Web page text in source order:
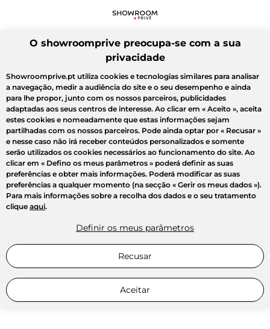
O showroomprive preocupa-se com a sua
privacidade
Showroomprive.pt utiliza cookies e tecnologias similares para analisar
a navegação, medir a audiência do site e o seu desempenho e ainda
para lhe propor, junto com os nossos parceiros, publicidades
adaptadas aos seus centros de interesse. Ao clicar em « Aceito », aceita
estes cookies e nomeadamente que estas informações sejam
partilhadas com os nossos parceiros. Pode ainda optar por « Recusar »
e nesse caso não irá receber conteúdos personalizados e somente
serão utilizados os cookies necessários ao funcionamento do site. Ao
clicar em « Defino os meus parâmetros » poderá definir as suas
preferências e obter mais informações. Poderá modificar as suas
preferências a qualquer momento (na secção « Gerir os meus dados »).
Para mais informações sobre a recolha dos dados e o seu tratamento
clique aqui.
Definir os meus parâmetros
Recusar
Aceitar